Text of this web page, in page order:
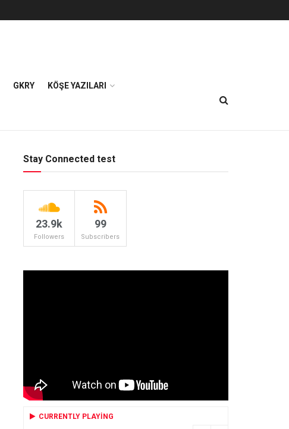
GKRY KÖŞE YAZILARI
Stay Connected test
23.9k
Followers
99
Subscribers
CURRENTLY PLAYING